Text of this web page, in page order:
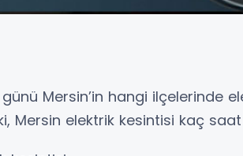
Mersin’in hangi ilçelerinde
Mersin elektrik kesintisi kaç